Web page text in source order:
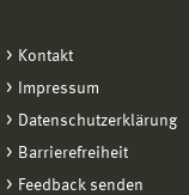
Kontakt
Impressum
Datenschutzerklärung
Barrierefreiheit
Feedback senden